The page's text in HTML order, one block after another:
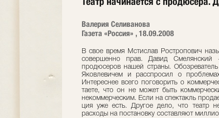
Валерия Селиванова
Газета «Россия» , 18.09.2008
В свое время Мстислав Ростропович
совершенно прав. Давид Смелянский
продюсеров нашей страны.
Яковлевичем и расспросил о
Интереснее всего пого­ворить о
таете, что он не может быть
некоммерческим. Ес­ли на спектакль
ция уже есть. Другое дело, что театр
расходы на постановку составляют